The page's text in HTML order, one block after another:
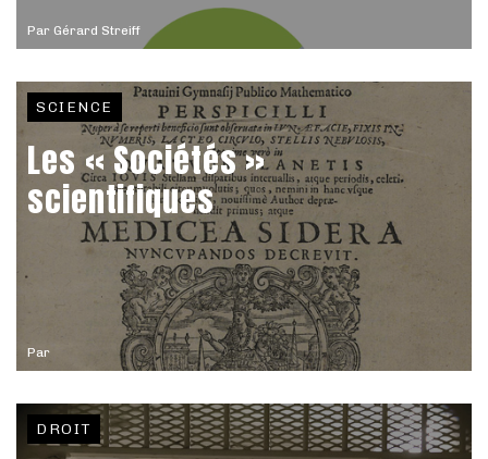
Par Gérard Streiff
Par
SCIENCE
Les « Sociétés »
scientifiques
DROIT